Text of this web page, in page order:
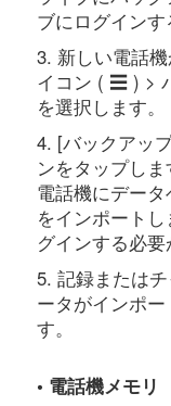
ブにログインす
3. 新しい電話
イコン ( ☰ ) >
を選択します。
4. [バックアッ
ンをタップし
電話機にデータ
をインポート
グインする必要
5. 記録または
ータがインポ
す。
• 電話機メモリ